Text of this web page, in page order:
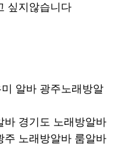
싶지않습니다
알바 광주노래방알
바 경기도 노래방알바
주 노래방알바 룸알바